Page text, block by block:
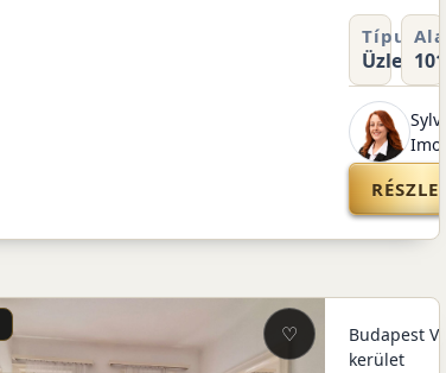
Típus
101
Imola
♡
Budapest VII.
kerület